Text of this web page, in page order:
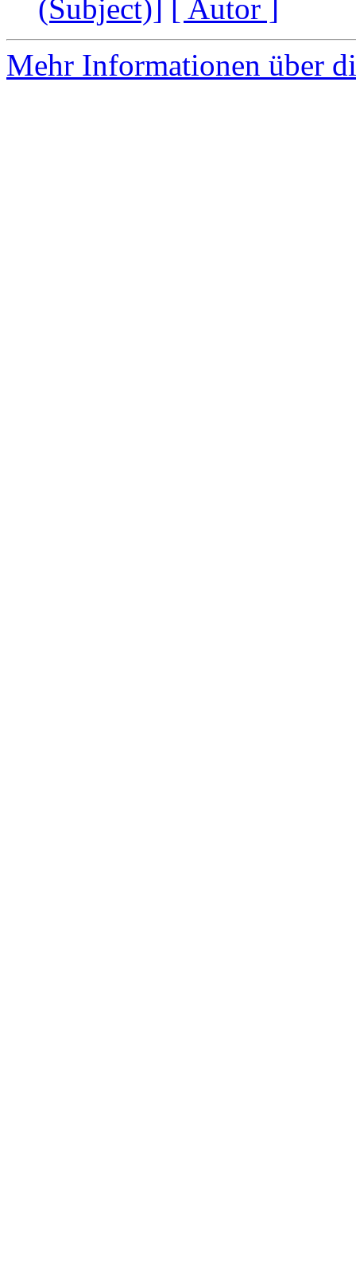
(Subject)]
[ Autor ]
Mehr Informationen über